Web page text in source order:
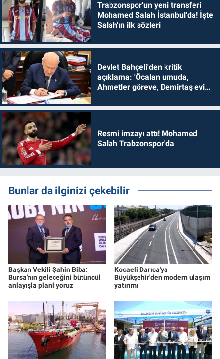
Trabzonspor'un yeni transferi
Mohamed Salah İstanbul'da! İşte
Salah'ın ilk sözleri
Devlet Bahçeli'den kritik
açıklama: 'Öcalan umuda,
Ahmetler göreve, Demirtaş evine
Resmi imzayı attı! Mohamed
Salah Trabzonspor'da
Bunlar da ilginizi çekebilir
Başkan Vekili Şahin Biba:
Bursa'nın geleceğini bütüncül
anlayışla planlıyoruz
Kocaeli Darıca'ya
Büyükşehir'den modern ulaşım
yatırımı